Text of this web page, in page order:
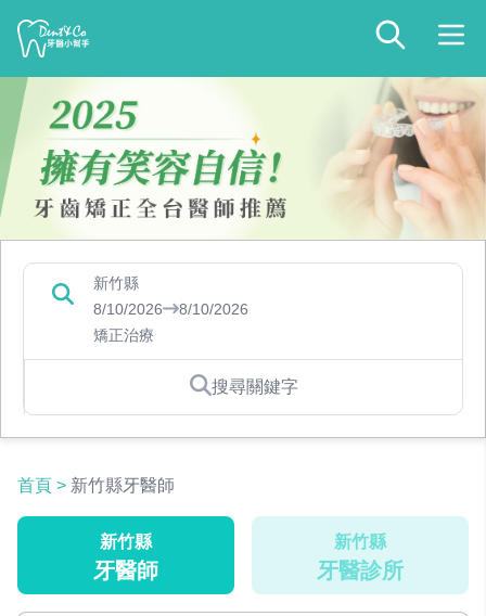
新竹縣
8/10/2026
8/10/2026
矯正治療
搜尋關鍵字
首頁 > 新竹縣牙醫師
新竹縣
牙醫師
新竹縣
牙醫診所